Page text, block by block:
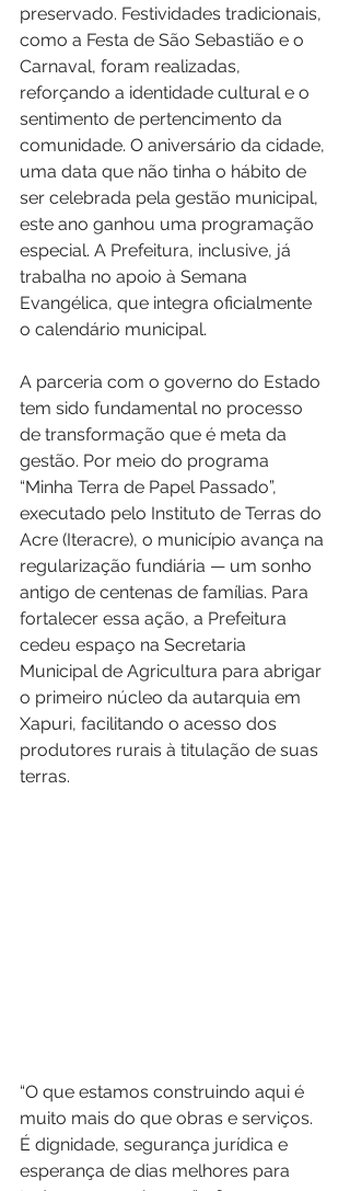
preservado. Festividades tradicionais,
como a Festa de São Sebastião e o
Carnaval, foram realizadas,
reforçando a identidade cultural e o
sentimento de pertencimento da
comunidade. O aniversário da cidade,
uma data que não tinha o hábito de
ser celebrada pela gestão municipal,
este ano ganhou uma programação
especial. A Prefeitura, inclusive, já
trabalha no apoio à Semana
Evangélica, que integra oficialmente
o calendário municipal.
A parceria com o governo do Estado
tem sido fundamental no processo
de transformação que é meta da
gestão. Por meio do programa
“Minha Terra de Papel Passado”,
executado pelo Instituto de Terras do
Acre (Iteracre), o município avança na
regularização fundiária — um sonho
antigo de centenas de famílias. Para
fortalecer essa ação, a Prefeitura
cedeu espaço na Secretaria
Municipal de Agricultura para abrigar
o primeiro núcleo da autarquia em
Xapuri, facilitando o acesso dos
produtores rurais à titulação de suas
terras.
“O que estamos construindo aqui é
muito mais do que obras e serviços.
É dignidade, segurança jurídica e
esperança de dias melhores para